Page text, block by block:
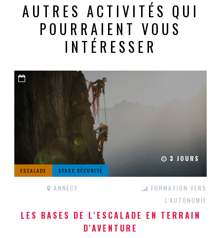
AUTRES ACTIVITÉS QUI
POURRAIENT VOUS
INTÉRESSER
3 JOURS
ESCALADE STAGE SÉCURITÉ
ANNECY
FORMATION VERS
L'AUTONOMIE
LES BASES DE L'ESCALADE EN TERRAIN
D'AVENTURE